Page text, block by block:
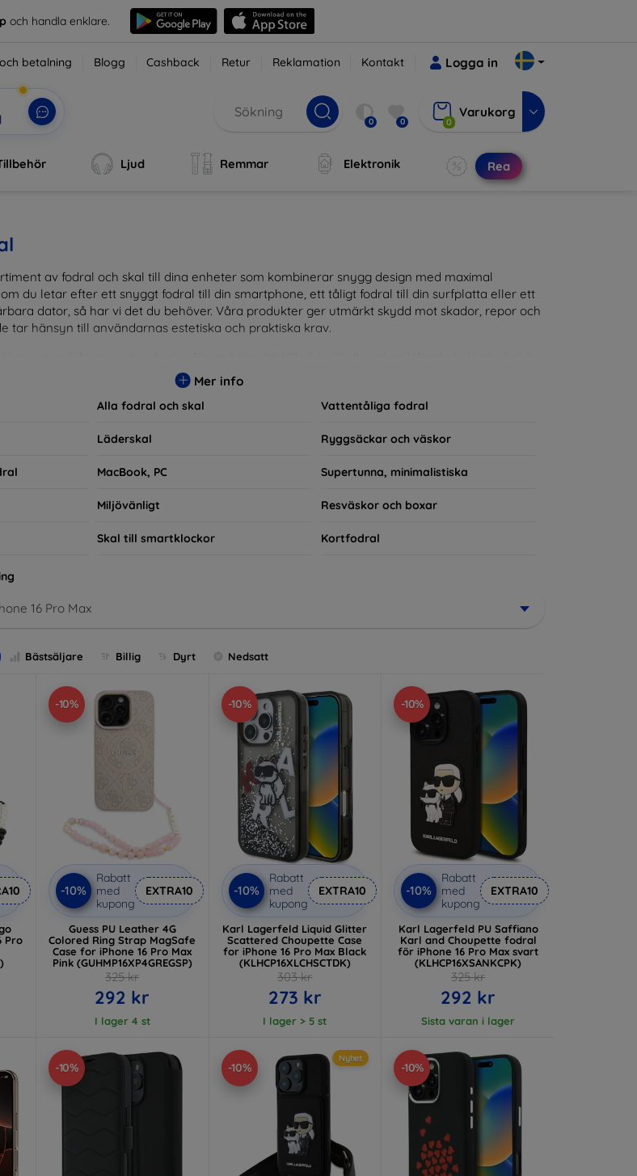
och handla enklare.
betalning Blogg Cashback Retur Reklamation Kontakt Logga in
0 0 0
Varukorg
Ljud Remmar Elektronik Rea
av fodral och skal till dina enheter som kombinerar snygg design med maximal
du letar efter ett snyggt fodral till din smartphone, ett tåligt fodral till din surfplatta eller ett
dator, så har vi det du behöver. Våra produkter ger utmärkt skydd mot skador, repor och
tar hänsyn till användarnas estetiska och praktiska krav.
också moderiktiga, vilket gör dem till en integrerad del av din vardagsoutfit. För teknikälskare
sin investering, vi finns här för dig.
Mer info
Alla fodral och skal Vattentåliga fodral
Läderskal Ryggsäckar och väskor
MacBook, PC Supertunna, minimalistiska
Miljövänligt Resväskor och boxar
Skal till smartklockor Kortfodral
16 Pro Max
Bästsäljare Billig Dyrt Nedsatt
Pro
-10%
-10%
Rabatt
med
kupong
EXTRA10
Guess PU Leather 4G
Colored Ring Strap MagSafe
Case for iPhone 16 Pro Max
Pink (GUHMP16XP4GREGSP)
325 kr
292 kr
I lager 4 st
-10%
-10%
Rabatt
med
kupong
EXTRA10
Karl Lagerfeld Liquid Glitter
Scattered Choupette Case
for iPhone 16 Pro Max Black
(KLHCP16XLCHSCTDK)
303 kr
273 kr
I lager > 5 st
-10%
-10%
Rabatt
med
kupong
EXTRA10
Karl Lagerfeld PU Saffiano
Karl and Choupette fodral
för iPhone 16 Pro Max svart
(KLHCP16XSANKCPK)
325 kr
292 kr
Sista varan i lager
-10% -10%
Nyhet
-10%